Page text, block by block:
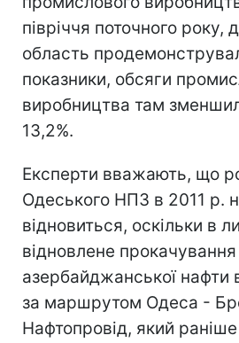
півріччя поточного року,
область
показники, обсяги
виробництва там
13,2%.
Експерти вважають, що
Одеського НПЗ в 2011 р.
відновиться, оскільки в
відновлене прокачування
азербайджанської нафти
за маршрутом Одеса -
Нафтопровід, який